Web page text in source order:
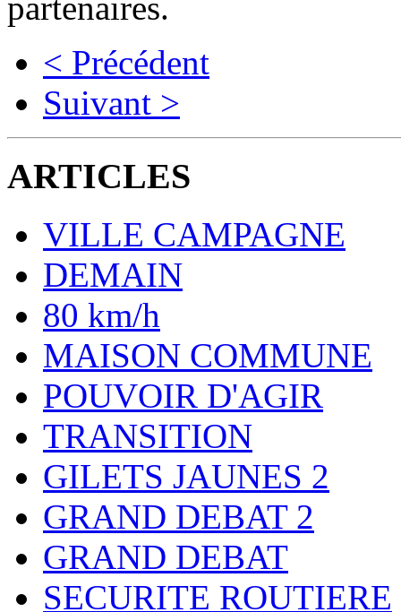
< Précédent
Suivant >
ARTICLES
VILLE CAMPAGNE
DEMAIN
80 km/h
MAISON COMMUNE
POUVOIR D'AGIR
TRANSITION
GILETS JAUNES 2
GRAND DEBAT 2
GRAND DEBAT
SECURITE ROUTIERE